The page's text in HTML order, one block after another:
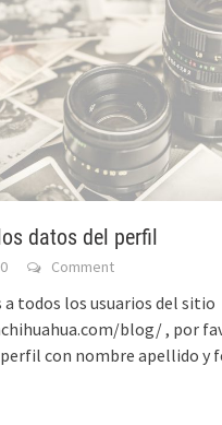
datos del perfil
Comment
a todos los usuarios del sitio
blog/ , por
con nombre apellido y